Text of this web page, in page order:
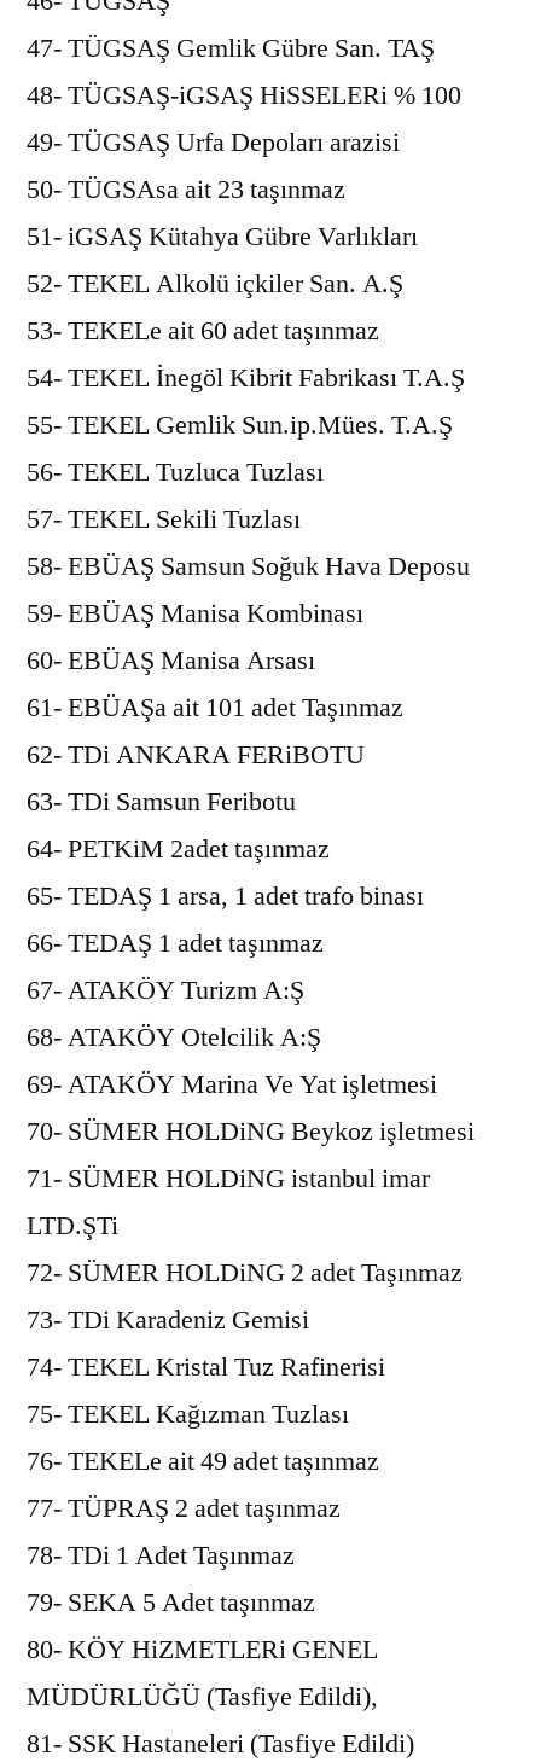
47- TÜGSAŞ Gemlik Gübre San. TAŞ
48- TÜGSAŞ-iGSAŞ HiSSELERi % 100
49- TÜGSAŞ Urfa Depoları arazisi
50- TÜGSAsa ait 23 taşınmaz
51- iGSAŞ Kütahya Gübre Varlıkları
52- TEKEL Alkolü içkiler San. A.Ş
53- TEKELe ait 60 adet taşınmaz
54- TEKEL İnegöl Kibrit Fabrikası T.A.Ş
55- TEKEL Gemlik Sun.ip.Mües. T.A.Ş
56- TEKEL Tuzluca Tuzlası
57- TEKEL Sekili Tuzlası
58- EBÜAŞ Samsun Soğuk Hava Deposu
59- EBÜAŞ Manisa Kombinası
60- EBÜAŞ Manisa Arsası
61- EBÜAŞa ait 101 adet Taşınmaz
62- TDi ANKARA FERiBOTU
63- TDi Samsun Feribotu
64- PETKiM 2adet taşınmaz
65- TEDAŞ 1 arsa, 1 adet trafo binası
66- TEDAŞ 1 adet taşınmaz
67- ATAKÖY Turizm A:Ş
68- ATAKÖY Otelcilik A:Ş
69- ATAKÖY Marina Ve Yat işletmesi
70- SÜMER HOLDiNG Beykoz işletmesi
71- SÜMER HOLDiNG istanbul imar
LTD.ŞTi
72- SÜMER HOLDiNG 2 adet Taşınmaz
73- TDi Karadeniz Gemisi
74- TEKEL Kristal Tuz Rafinerisi
75- TEKEL Kağızman Tuzlası
76- TEKELe ait 49 adet taşınmaz
77- TÜPRAŞ 2 adet taşınmaz
78- TDi 1 Adet Taşınmaz
79- SEKA 5 Adet taşınmaz
80- KÖY HiZMETLERi GENEL
MÜDÜRLÜĞÜ (Tasfiye Edildi),
81- SSK Hastaneleri (Tasfiye Edildi)